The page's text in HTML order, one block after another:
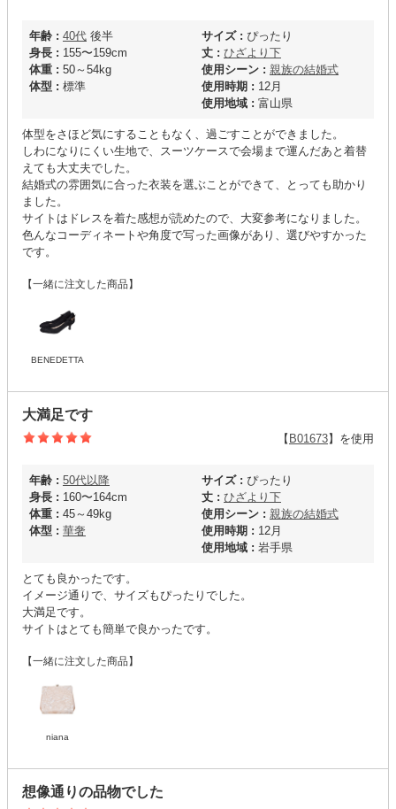
年齢 : 40代 後半
身長 : 155〜159cm
体重 : 50～54kg
体型 : 標準
サイズ : ぴったり
丈 : ひざより下
使用シーン : 親族の結婚式
使用時期 : 12月
使用地域 : 富山県
体型をさほど気にすることもなく、過ごすことができました。
しわになりにくい生地で、スーツケースで会場まで運んだあと着替
えても大丈夫でした。
結婚式の雰囲気に合った衣装を選ぶことができて、とっても助かり
ました。
サイトはドレスを着た感想が読めたので、大変参考になりました。
色んなコーディネートや角度で写った画像があり、選びやすかった
です。
【一緒に注文した商品】
BENEDETTA
大満足です
【 B01673】を使用
年齢 : 50代以降
身長 : 160〜164cm
体重 : 45～49kg
体型 : 華奢
サイズ : ぴったり
丈 : ひざより下
使用シーン : 親族の結婚式
使用時期 : 12月
使用地域 : 岩手県
とても良かったです。
イメージ通りで、サイズもぴったりでした。
大満足です。
サイトはとても簡単で良かったです。
【一緒に注文した商品】
niana
想像通りの品物でした